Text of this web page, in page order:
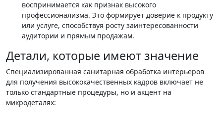
воспринимается как признак высокого
профессионализма. Это формирует доверие к продукту
или услуге, способствуя росту заинтересованности
аудитории и прямым продажам.
Детали, которые имеют значение
Специализированная санитарная обработка интерьеров
для получения высококачественных кадров включает не
только стандартные процедуры, но и акцент на
микродеталях: